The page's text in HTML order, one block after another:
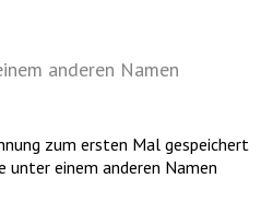
anderen Namen
zum ersten Mal gespeichert
unter einem anderen Namen